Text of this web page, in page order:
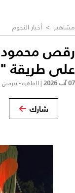
مشاهير > أخبار النجوم
رقص محمود
على طريقة
07 آب 2026 | القاهرة -
شارك